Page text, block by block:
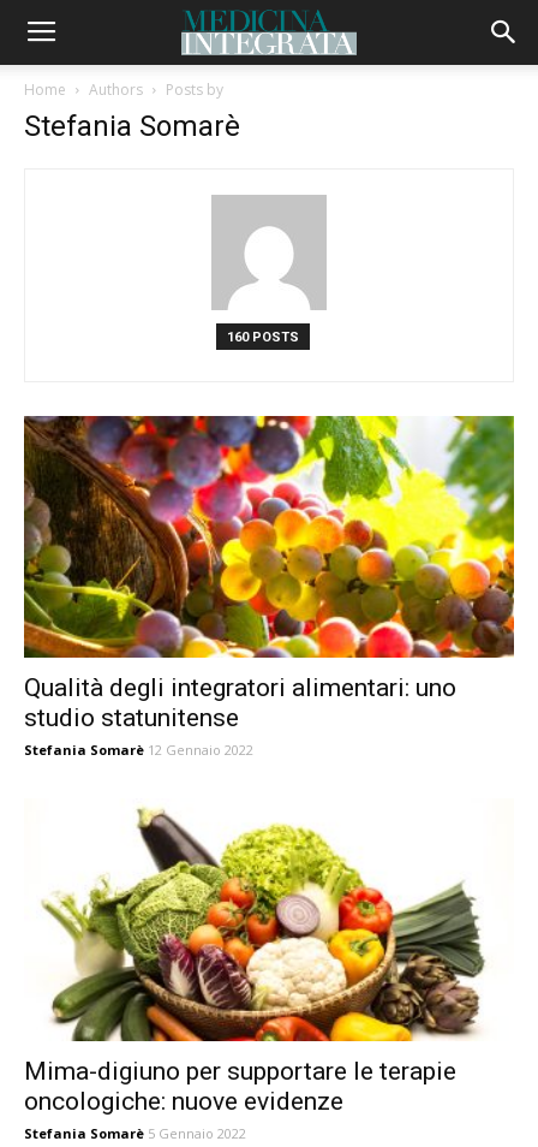
Home Authors Posts by
Stefania Somarè
160 POSTS
Qualità degli integratori alimentari: uno
studio statunitense
Stefania Somarè 12 Gennaio 2022
Mima-digiuno per supportare le terapie
oncologiche: nuove evidenze
Stefania Somarè 5 Gennaio 2022